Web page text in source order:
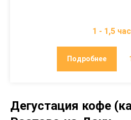
1 - 1,5
Подробнее
Дегустация кофе